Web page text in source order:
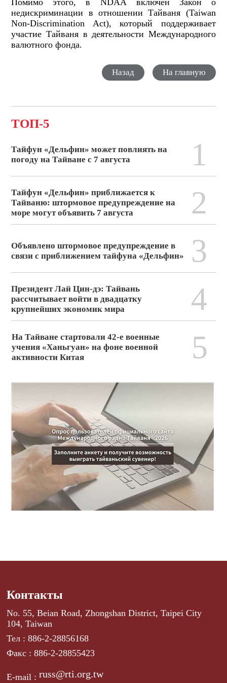
Помимо этого, в NDAAвключён Закон о
недискриминации в отношении Тайваня (Taiwan
Non-Discrimination Act), который поддерживает
участие Тайваня в деятельности Международного
валютного фонда.
Назад На главную
ТОП-5
Тайфун «Дельфин» может повлиять на
погоду на Тайване с 7 августа
1
Тайфун «Дельфин» приближается к
Тайваню: штормовое предупреждение на
море могут объявить 7 августа
2
Объявлено штормовое предупреждение в
связи с приближением тайфуна «Дельфин»
3
Президент Лай Цин-дэ: Тайвань
рассчитывает войти в двадцатку
крупнейших экономик мира
4
На Тайване стартовали 42-е военные
учения «Ханьгуан» на фоне военной
активности Китая
5
Контакты
No. 55, Beian Road, Zhongshan District, Taipei City
104, Taiwan
Тел : 886-2-28856168
Факс : 886-2-28855423
E-mail :russ@rti.org.tw